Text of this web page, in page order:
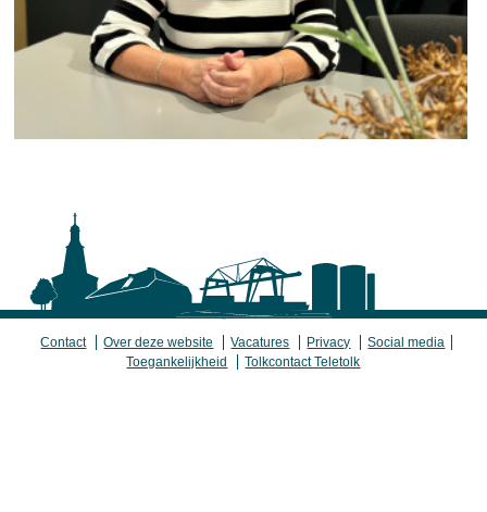
Contact Over deze website Vacatures Privacy
Social media
Toegankelijkheid
Tolkcontact Teletolk